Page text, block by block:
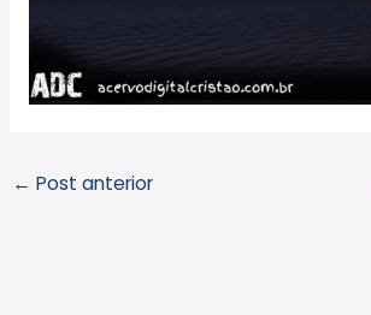
← Post anterior